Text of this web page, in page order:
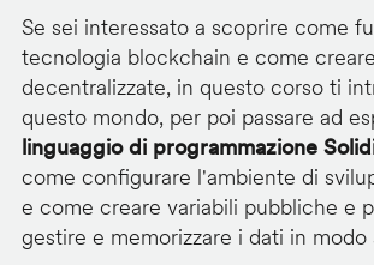
Se sei interessato a scoprire come
tecnologia blockchain e come
decentralizzate, in questo corso ti
questo mondo, per poi passare ad
linguaggio di programmazione
come configurare l'ambiente di
e come creare variabili pubbliche e
gestire e memorizzare i dati in modo